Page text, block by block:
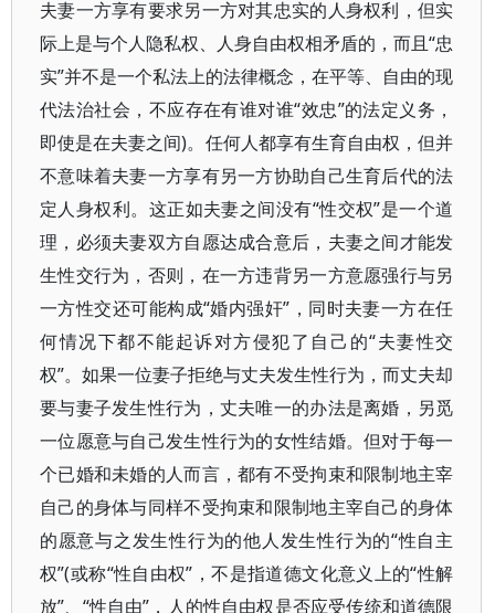
夫妻一方享有要求另一方对其忠实的人身权利，但实
际上是与个人隐私权、人身自由权相矛盾的，而且“忠
实”并不是一个私法上的法律概念，在平等、自由的现
代法治社会，不应存在有谁对谁“效忠”的法定义务，
即使是在夫妻之间)。任何人都享有生育自由权，但并
不意味着夫妻一方享有另一方协助自己生育后代的法
定人身权利。这正如夫妻之间没有“性交权”是一个道
理，必须夫妻双方自愿达成合意后，夫妻之间才能发
生性交行为，否则，在一方违背另一方意愿强行与另
一方性交还可能构成“婚内强奸”，同时夫妻一方在任
何情况下都不能起诉对方侵犯了自己的“夫妻性交
权”。如果一位妻子拒绝与丈夫发生性行为，而丈夫却
要与妻子发生性行为，丈夫唯一的办法是离婚，另觅
一位愿意与自己发生性行为的女性结婚。但对于每一
个已婚和未婚的人而言，都有不受拘束和限制地主宰
自己的身体与同样不受拘束和限制地主宰自己的身体
的愿意与之发生性行为的他人发生性行为的“性自主
权”(或称“性自由权”，不是指道德文化意义上的“性解
放”、“性自由”，人的性自由权是否应受传统和道德限